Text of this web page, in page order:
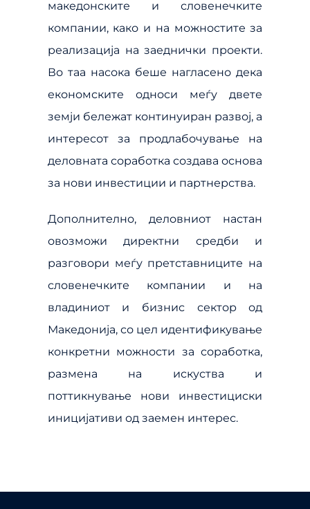
македонските и словенечките
компании, како и на можностите за
реализација на заеднички проекти.
Во таа насока беше нагласено дека
економските односи меѓу двете
земји бележат континуиран развој, а
интересот за продлабочување на
деловната соработка создава основа
за нови инвестиции и партнерства.
Дополнително, деловниот настан
овозможи директни средби и
разговори меѓу претставниците на
словенечките компании и на
владиниот и бизнис сектор од
Македонија, со цел идентификување
конкретни можности за соработка,
размена на искуства и
поттикнување нови инвестициски
иницијативи од заемен интерес.